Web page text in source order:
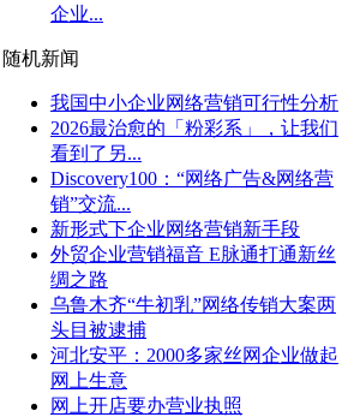
企业...
随机新闻
我国中小企业网络营销可行性分析
2026最治愈的「粉彩系」，让我们
看到了另...
Discovery100：“网络广告&网络营
销”交流...
新形式下企业网络营销新手段
外贸企业营销福音 E脉通打通新丝
绸之路
乌鲁木齐“牛初乳”网络传销大案两
头目被逮捕
河北安平：2000多家丝网企业做起
网上生意
网上开店要办营业执照